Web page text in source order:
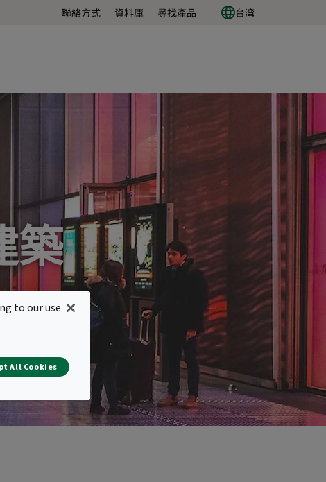
聯絡方式 資料庫 尋找產品 台湾
築
to our use
All Cookies